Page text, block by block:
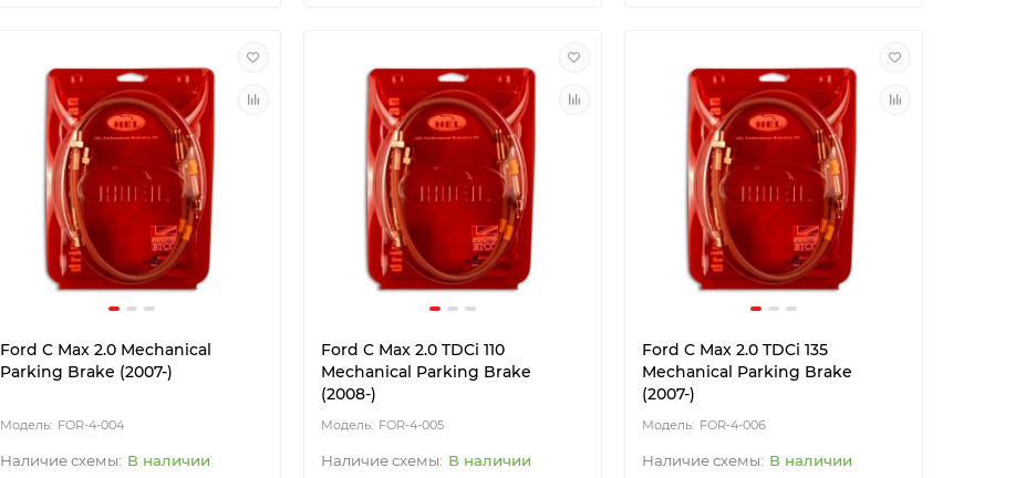
Ford C Max 2.0 Mechanical
Parking Brake (2007-)
FOR-4-004
В наличии
Ford C Max 2.0 TDCi 110
Mechanical Parking Brake
(2008-)
FOR-4-005
В наличии
Ford C Max 2.0 TDCi 135
Mechanical Parking Brake
(2007-)
FOR-4-006
В наличии